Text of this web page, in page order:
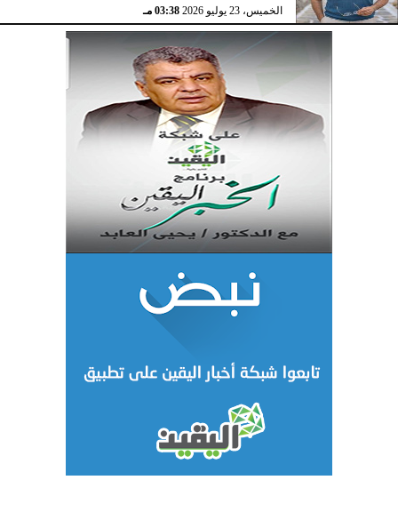
الخميس، 23 يوليو 2026 03:38 مـ